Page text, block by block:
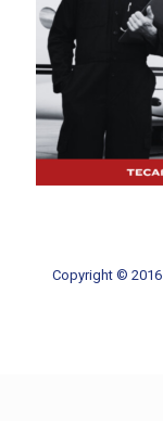
Copyright ©